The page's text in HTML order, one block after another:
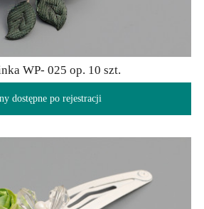
WP- 025 op. 10 szt.
dostępne po rejestracji